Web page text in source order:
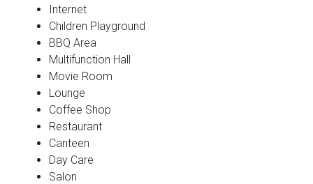
Internet
Children Playground
BBQ Area
Multifunction Hall
Movie Room
Lounge
Coffee Shop
Restaurant
Canteen
Day Care
Salon